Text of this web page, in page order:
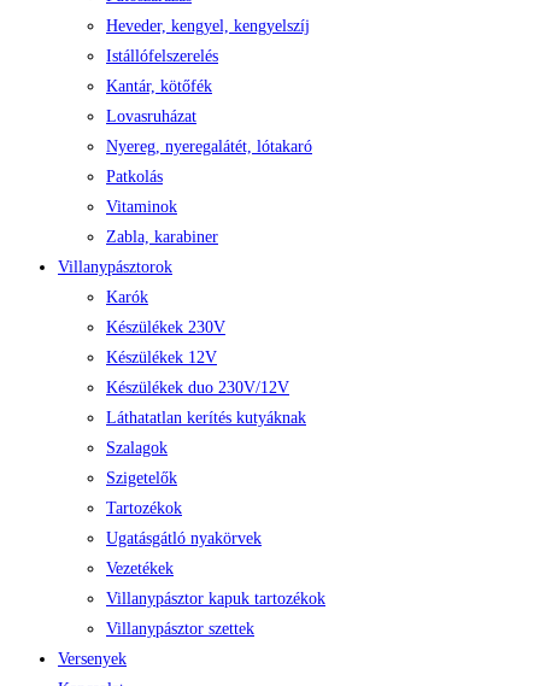
Heveder, kengyel, kengyelszíj
Istállófelszerelés
Kantár, kötőfék
Lovasruházat
Nyereg, nyeregalátét, lótakaró
Patkolás
Vitaminok
Zabla, karabiner
Villanypásztorok
Karók
Készülékek 230V
Készülékek 12V
Készülékek duo 230V/12V
Láthatatlan kerítés kutyáknak
Szalagok
Szigetelők
Tartozékok
Ugatásgátló nyakörvek
Vezetékek
Villanypásztor kapuk tartozékok
Villanypásztor szettek
Versenyek